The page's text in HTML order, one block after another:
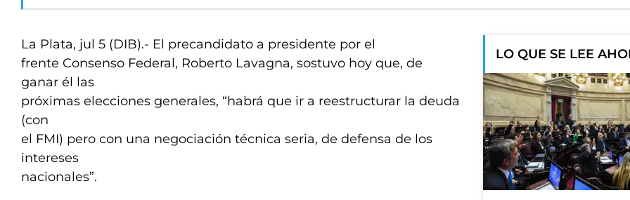
La Plata, jul 5 (DIB).- El precandidato a presidente por el
frente Consenso Federal, Roberto Lavagna, sostuvo hoy que, de
ganar él las
próximas elecciones generales, “habrá que ir a reestructurar la deuda
(con
el FMI) pero con una negociación técnica seria, de defensa de los
intereses
nacionales”.
LO QUE SE LEE